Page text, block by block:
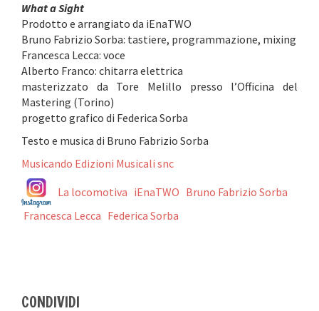
What a Sight
Prodotto e arrangiato da iEnaTWO
Bruno Fabrizio Sorba: tastiere, programmazione, mixing
Francesca Lecca: voce
Alberto Franco: chitarra elettrica
masterizzato da Tore Melillo presso l’Officina del
Mastering (Torino)
progetto grafico di Federica Sorba
Testo e musica di Bruno Fabrizio Sorba
Musicando Edizioni Musicali snc
La locomotiva iEnaTWO Bruno Fabrizio Sorba
Francesca Lecca Federica Sorba
CONDIVIDI